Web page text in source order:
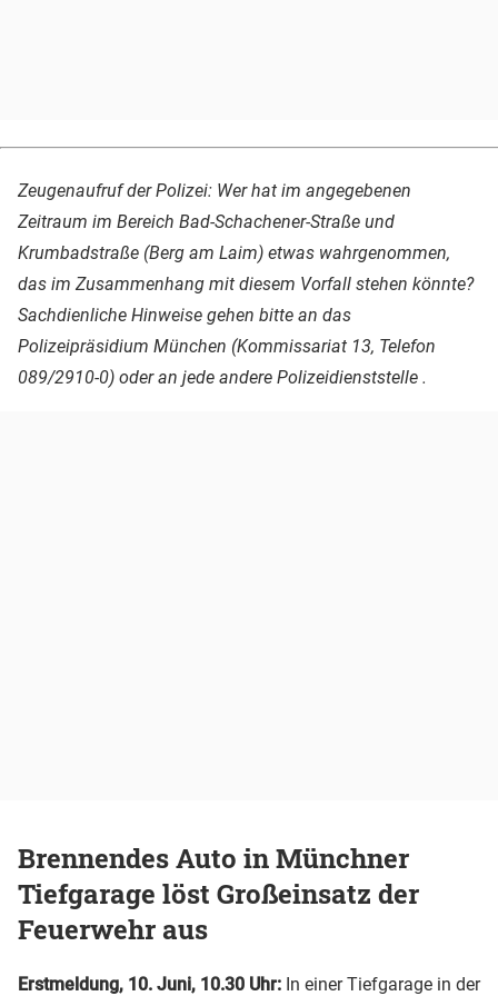
Zeugenaufruf der Polizei: Wer hat im angegebenen
Zeitraum im Bereich Bad-Schachener-Straße und
Krumbadstraße (Berg am Laim) etwas wahrgenommen,
das im Zusammenhang mit diesem Vorfall stehen könnte?
Sachdienliche Hinweise gehen bitte an das
Polizeipräsidium München (Kommissariat 13, Telefon
089/2910-0) oder an jede andere Polizeidienststelle .
Brennendes Auto in Münchner
Tiefgarage löst Großeinsatz der
Feuerwehr aus
Erstmeldung, 10. Juni, 10.30 Uhr: In einer Tiefgarage in der